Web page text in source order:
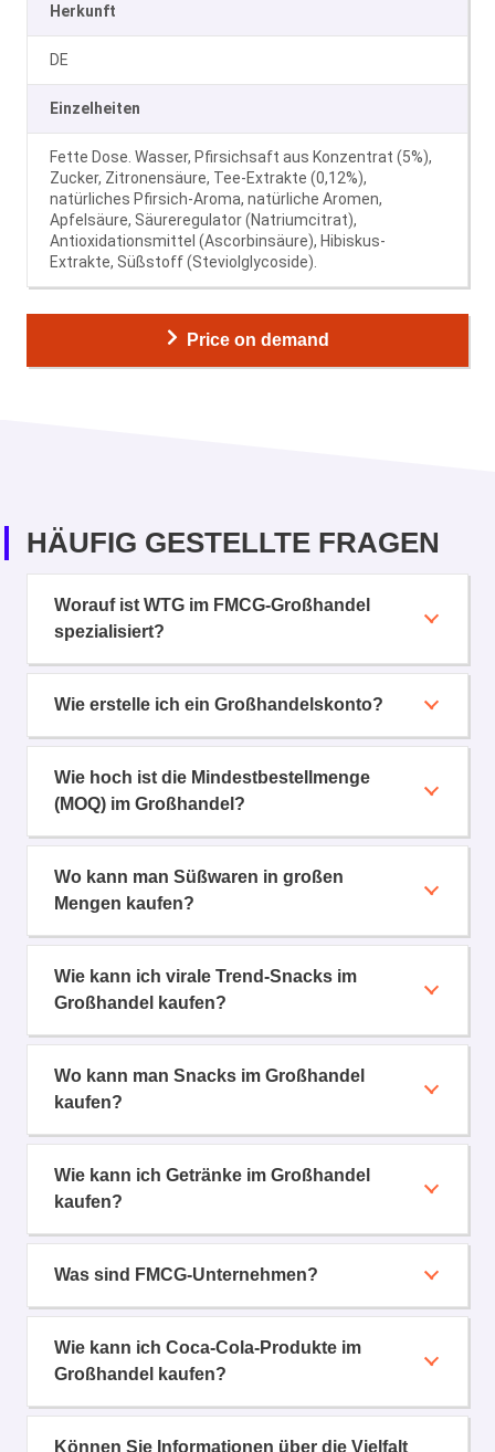
Herkunft
DE
Einzelheiten
Fette Dose. Wasser, Pfirsichsaft aus Konzentrat (5%),
Zucker, Zitronensäure, Tee-Extrakte (0,12%),
natürliches Pfirsich-Aroma, natürliche Aromen,
Apfelsäure, Säureregulator (Natriumcitrat),
Antioxidationsmittel (Ascorbinsäure), Hibiskus-
Extrakte, Süßstoff (Steviolglycoside).
Price on demand
HÄUFIG GESTELLTE FRAGEN
Worauf ist WTG im FMCG-Großhandel
spezialisiert?
Wie erstelle ich ein Großhandelskonto?
Wie hoch ist die Mindestbestellmenge
(MOQ) im Großhandel?
Wo kann man Süßwaren in großen
Mengen kaufen?
Wie kann ich virale Trend-Snacks im
Großhandel kaufen?
Wo kann man Snacks im Großhandel
kaufen?
Wie kann ich Getränke im Großhandel
kaufen?
Was sind FMCG-Unternehmen?
Wie kann ich Coca-Cola-Produkte im
Großhandel kaufen?
Können Sie Informationen über die Vielfalt